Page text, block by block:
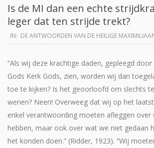
Is de MI dan een echte
leger dat ten strijde trekt?
2019-
04-
02
IN: DE ANTWOORDEN VAN DE HEILIGE
“Als wij deze krachtige daden, gepleegd
Gods Kerk Gods, zien, worden wij dan
toe te kijken? Is het geoorloofd om slechts
wenen? Neen! Overweeg dat wij op het
enkel verantwoording moeten afleggen over
hebben, maar ook over wat we niet gedaan
het konden doen.” (Ridder, 1923). “Wij